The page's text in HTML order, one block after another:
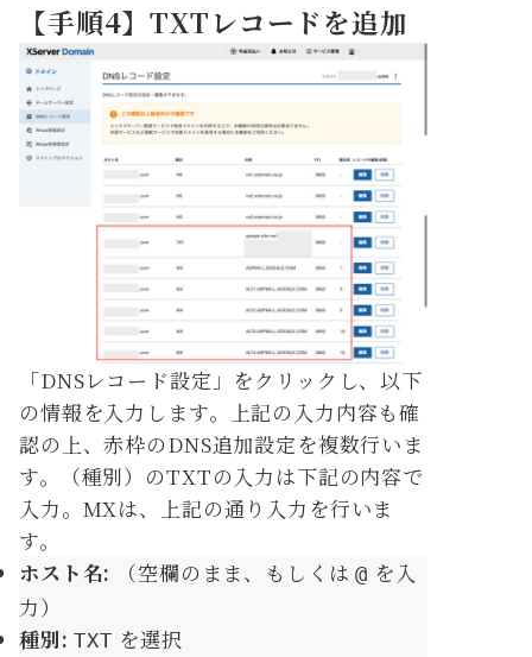
【手順4】TXTレコードを追加
「DNSレコード設定」をクリックし、以下
の情報を入力します。上記の入力内容も確
認の上、赤枠のDNS追加設定を複数行いま
す。（種別）のTXTの入力は下記の内容で
入力。MXは、上記の通り入力を行いま
す。
ホスト名: （空欄のまま、もしくは@ を入
力）
種別: TXT を選択